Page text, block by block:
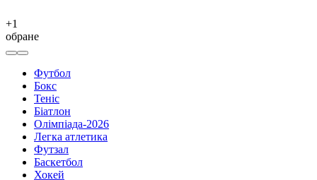
+1
обране
Футбол
Бокс
Теніс
Біатлон
Олімпіада-2026
Легка атлетика
Футзал
Баскетбол
Хокей